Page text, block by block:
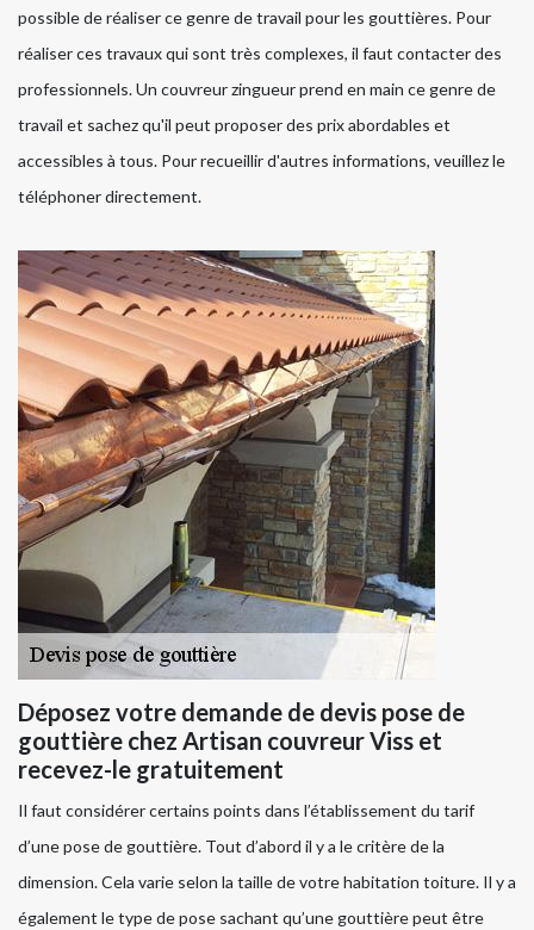
possible de réaliser ce genre de travail pour les gouttières. Pour
réaliser ces travaux qui sont très complexes, il faut contacter des
professionnels. Un couvreur zingueur prend en main ce genre de
travail et sachez qu'il peut proposer des prix abordables et
accessibles à tous. Pour recueillir d'autres informations, veuillez le
téléphoner directement.
Déposez votre demande de devis pose de
gouttière chez Artisan couvreur Viss et
recevez-le gratuitement
Il faut considérer certains points dans l’établissement du tarif
d’une pose de gouttière. Tout d’abord il y a le critère de la
dimension. Cela varie selon la taille de votre habitation toiture. Il y a
également le type de pose sachant qu’une gouttière peut être